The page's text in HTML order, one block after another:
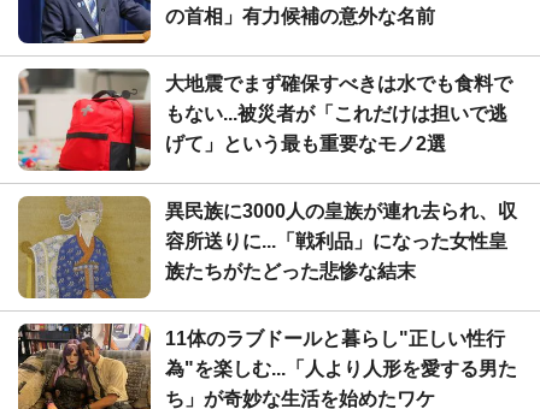
の首相」有力候補の意外な名前
大地震でまず確保すべきは水でも食料で
もない...被災者が「これだけは担いで逃
げて」という最も重要なモノ2選
異民族に3000人の皇族が連れ去られ、収
容所送りに...「戦利品」になった女性皇
族たちがたどった悲惨な結末
11体のラブドールと暮らし"正しい性行
為"を楽しむ...「人より人形を愛する男た
ち」が奇妙な生活を始めたワケ